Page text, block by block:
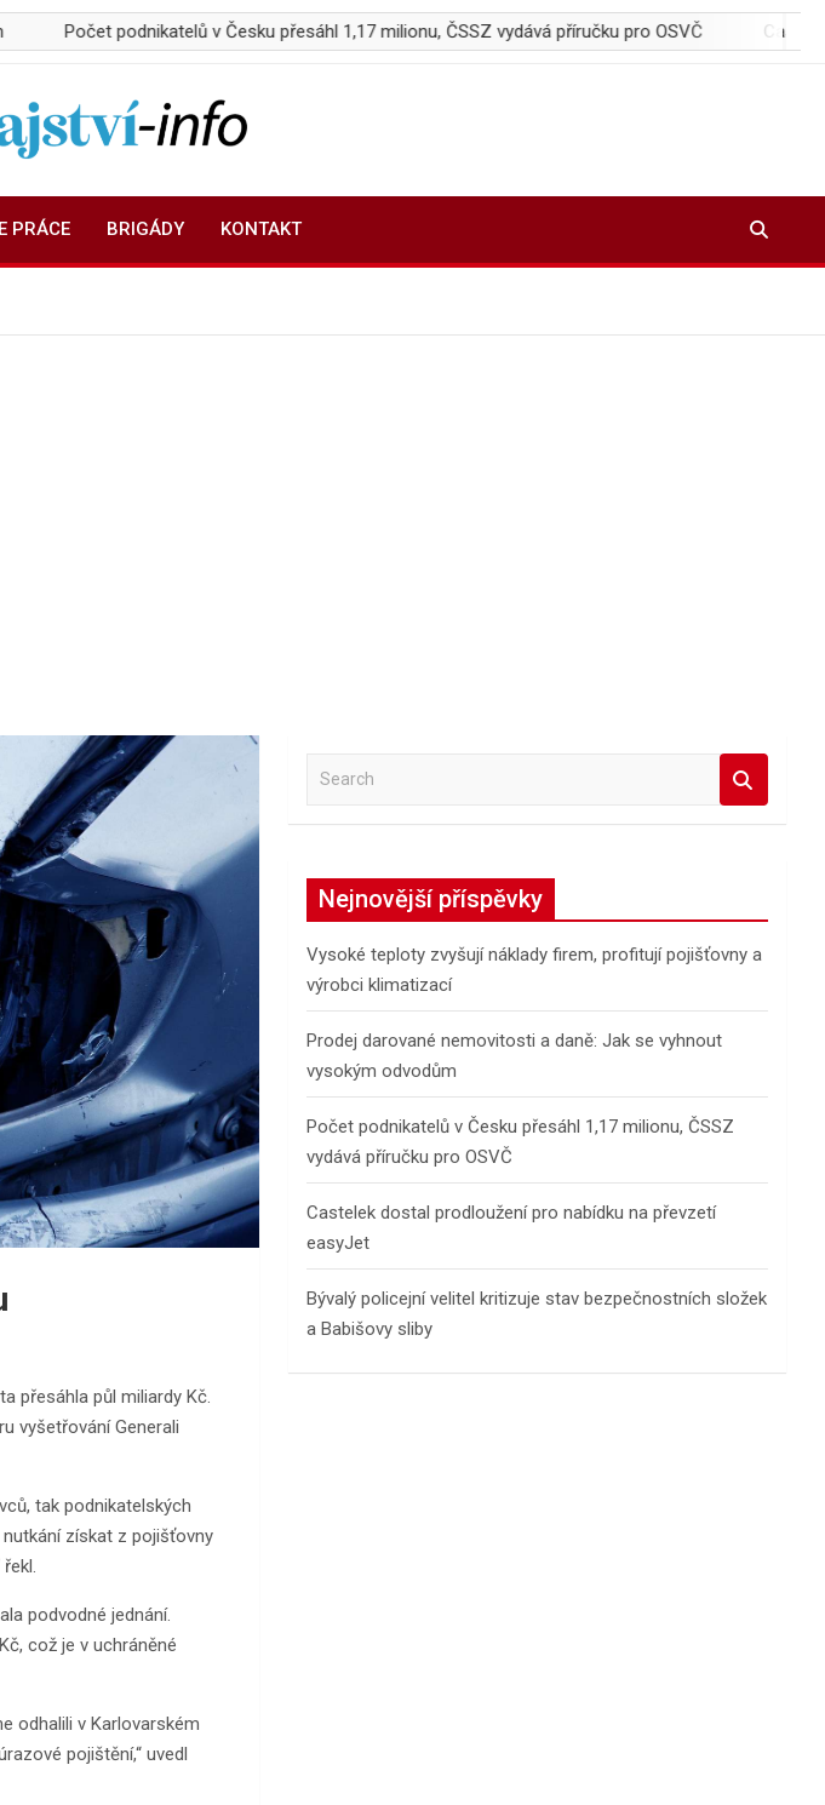
podnikatelů v Česku přesáhl 1,17 milionu, ČSSZ vydává příručku pro OSVČ Castelek dostal
info.cz
PRÁCE BRIGÁDY KONTAKT
přesáhla půl miliardy Kč.
vyšetřování Generali
tak podnikatelských
získat z pojišťovny
podvodné jednání.
což je v uchráněné
odhalili v Karlovarském
pojištění,“ uvedl
a
h
Nejnovější příspěvky
Vysoké teploty zvyšují náklady firem, profitují pojišťovny a
výrobci klimatizací
Prodej darované nemovitosti a daně: Jak se vyhnout
vysokým odvodům
Počet podnikatelů v Česku přesáhl 1,17 milionu, ČSSZ
vydává příručku pro OSVČ
Castelek dostal prodloužení pro nabídku na převzetí
easyJet
Bývalý policejní velitel kritizuje stav bezpečnostních složek
a Babišovy sliby